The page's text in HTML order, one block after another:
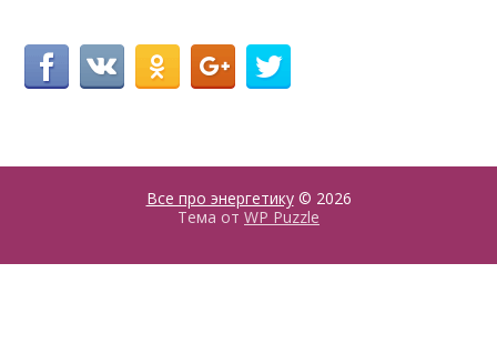
Все про энергетику© 2026
Тема от WP Puzzle